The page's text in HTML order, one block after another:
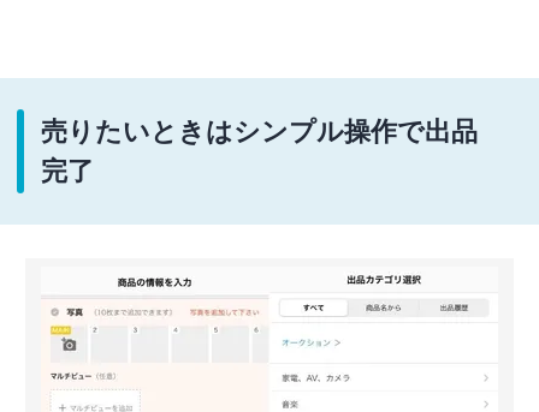
売りたいときはシンプル操作で出品
完了